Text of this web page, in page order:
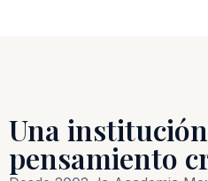
Una
pensamiento